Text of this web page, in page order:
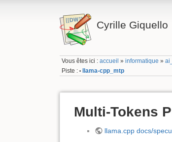
Cyrille Giquello
Vous êtes ici :accueil »informatique »
Piste : • llama-cpp_mtp
Multi-Tokens
llama.cpp docs/